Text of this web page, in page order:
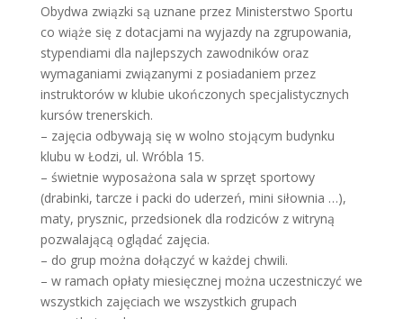
Obydwa związki są uznane przez Ministerstwo Sportu
co wiąże się z dotacjami na wyjazdy na zgrupowania,
stypendiami dla najlepszych zawodników oraz
wymaganiami związanymi z posiadaniem przez
instruktorów w klubie ukończonych specjalistycznych
kursów trenerskich.
– zajęcia odbywają się w wolno stojącym budynku
klubu w Łodzi, ul. Wróbla 15.
– świetnie wyposażona sala w sprzęt sportowy
(drabinki, tarcze i packi do uderzeń, mini siłownia …),
maty, prysznic, przedsionek dla rodziców z witryną
pozwalającą oglądać zajęcia.
– do grup można dołączyć w każdej chwili.
– w ramach opłaty miesięcznej można uczestniczyć we
wszystkich zajęciach we wszystkich grupach